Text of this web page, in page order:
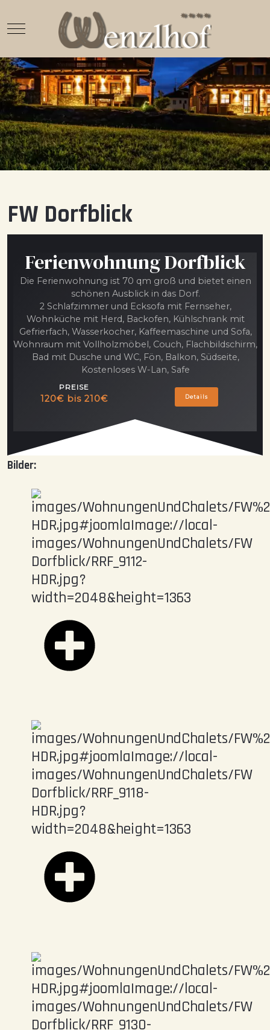
Mobile Menu Toggle
FW Dorfblick
Ferienwohnung Dorfblick
Die Ferienwohnung ist 70 qm groß und bietet einen
schönen Ausblick in das Dorf.
2 Schlafzimmer und Ecksofa mit Fernseher,
Wohnküche mit Herd, Backofen, Kühlschrank mit
Gefrierfach, Wasserkocher, Kaffeemaschine und Sofa,
Wohnraum mit Vollholzmöbel, Couch, Flachbildschirm,
Bad mit Dusche und WC, Fön, Balkon, Südseite,
Kostenloses W-Lan, Safe
PREISE
120€ bis 210€ Details
Bilder: